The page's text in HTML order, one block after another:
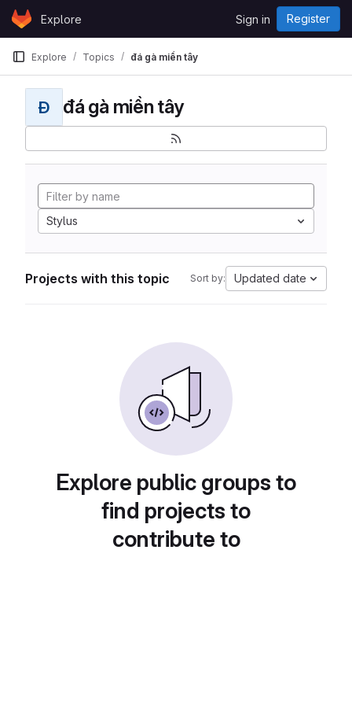
Skip to content
GitLabExplore Sign in Register
Explore Topics đá gà miền tây
Đ đá gà miền tây
Stylus
Projects with this topic Sort by: Updated date
Explore public groups to
find projects to
contribute to